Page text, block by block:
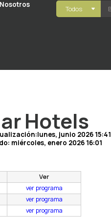
Nosotros
Todos
Hotels
junio 2026 15:41
miércoles, enero 2026 16:01
Ver
ver programa
ver programa
ver programa